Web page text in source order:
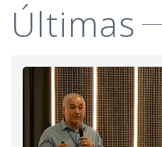
Últimas